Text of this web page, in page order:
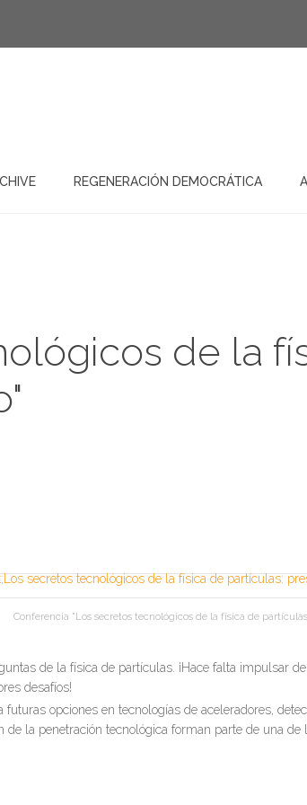
REGENERACIÓN DEMOCRÁTICA
de la
Conferencia "Los secretos tecnológicos de la física de
de la física de partículas. ¡Hace falta impulsar
desafíos!
opciones en tecnologías de aceleradores,
la penetración tecnológica forman parte de una de